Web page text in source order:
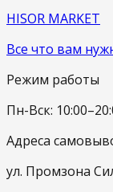
HISOR MARKET
Все что вам
Режим работы
Пн-Вск:
Адреса
ул. Промзона